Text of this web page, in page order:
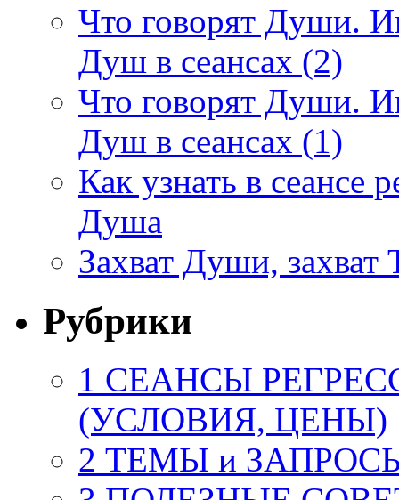
Что говорят Души.
Душ в сеансах (2)
Что говорят Души.
Душ в сеансах (1)
Как узнать в сеансе
Душа
Захват Души, захват
Рубрики
1 СЕАНСЫ
(УСЛОВИЯ, ЦЕНЫ)
2 ТЕМЫ и